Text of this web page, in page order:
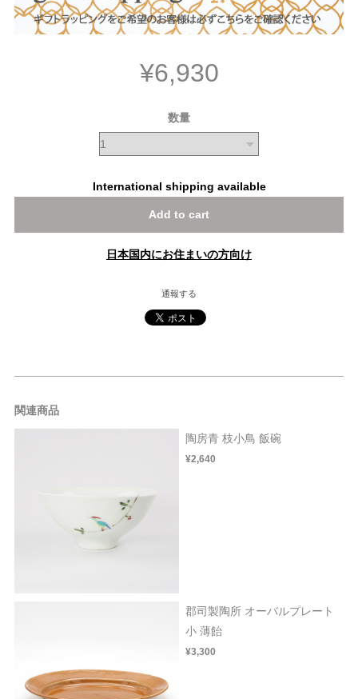
¥6,930
数量
International shipping available
Add to cart
日本国内にお住まいの方向け
通報する
関連商品
陶房青 枝小鳥 飯碗
¥2,640
郡司製陶所 オーバルプレート
小 薄飴
¥3,300